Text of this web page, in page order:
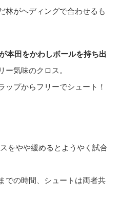
林がヘディングで合わせるも
本田をかわしボールを持ち出
ー気味のクロス。
ップからフリーでシュート！
をやや緩めるとようやく試合
での時間、シュートは両者共